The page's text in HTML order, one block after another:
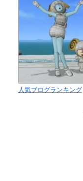
人気ブログランキング